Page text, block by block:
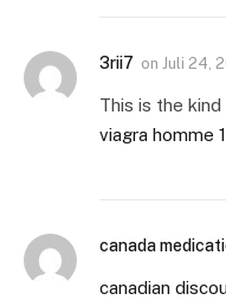
3rii7 on Juli 24,
This is the
viagra homme
canada
canadian